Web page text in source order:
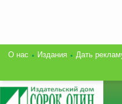
О нас Издания Дать